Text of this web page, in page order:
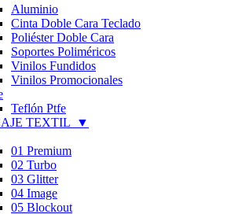
Aluminio
Cinta Doble Cara Teclado
Poliéster Doble Cara
Soportes Poliméricos
Vinilos Fundidos
Vinilos Promocionales
Teflón Ptfe
TEXTIL
▼
01 Premium
02 Turbo
03 Glitter
04 Image
05 Blockout